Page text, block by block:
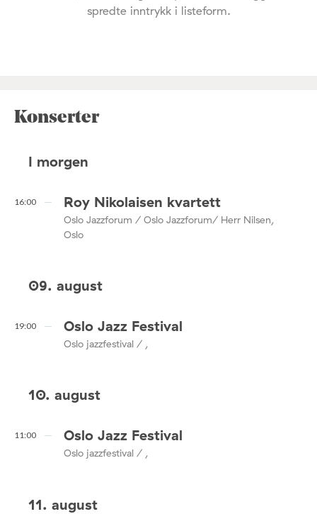
spredte inntrykk i listeform.
Konserter
I morgen
16:00 Roy Nikolaisen kvartett
Oslo Jazzforum / Oslo Jazzforum/ Herr Nilsen,
Oslo
09. august
19:00 Oslo Jazz Festival
Oslo jazzfestival / ,
10. august
11:00 Oslo Jazz Festival
Oslo jazzfestival / ,
11. august